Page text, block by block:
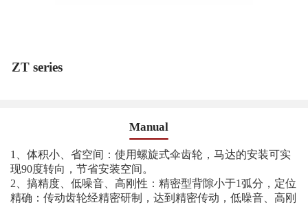
ZT series
Manual
1、体积小、省空间：使用螺旋式伞齿轮，马达的安装可实
现90度转向，节省安装空间。
2、搞精度、低噪音、高刚性：精密型背隙小于1弧分，定位
精确：传动齿轮经精密研制，达到精密传动，低噪音、高刚